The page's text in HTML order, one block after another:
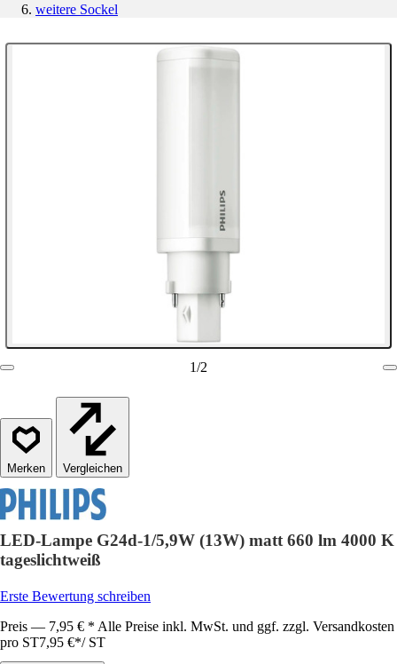
weitere Sockel
1/2
Vergleichen
LED-Lampe G24d-1/5,9W (13W) matt 660 lm 4000 K
tageslichtweiß
Erste Bewertung schreiben
Preis — 7,95 € * Alle Preise inkl. MwSt. und ggf. zzgl. Versandkosten
pro ST7,95 €*/ ST